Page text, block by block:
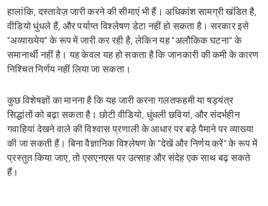
हालांकि, दस्तावेज़ जारी करने की सीमाएं भी हैं। अधिकांश सामग्री खंडित है,
वीडियो धुंधले हैं, और पर्याप्त विश्लेषण डेटा नहीं हो सकता है। सरकार इसे
"अव्याख्येय" के रूप में जारी कर रही है, लेकिन यह "अलौकिक घटना" के
समानार्थी नहीं है। यह केवल यह हो सकता है कि जानकारी की कमी के कारण
निश्चित निर्णय नहीं लिया जा सकता।
कुछ विशेषज्ञों का मानना है कि यह जारी करना गलतफहमी या षड्यंत्र
सिद्धांतों को बढ़ा सकता है। छोटी वीडियो, धुंधली छवियां, और संदर्भहीन
गवाहियां देखने वाले की विश्वास प्रणाली के आधार पर बड़े पैमाने पर व्याख्या
की जा सकती हैं। बिना वैज्ञानिक विश्लेषण के "देखें और निर्णय करें" के रूप में
प्रस्तुत किया जाए, तो एसएनएस पर उत्साह और संदेह एक साथ बढ़ सकते
हैं।